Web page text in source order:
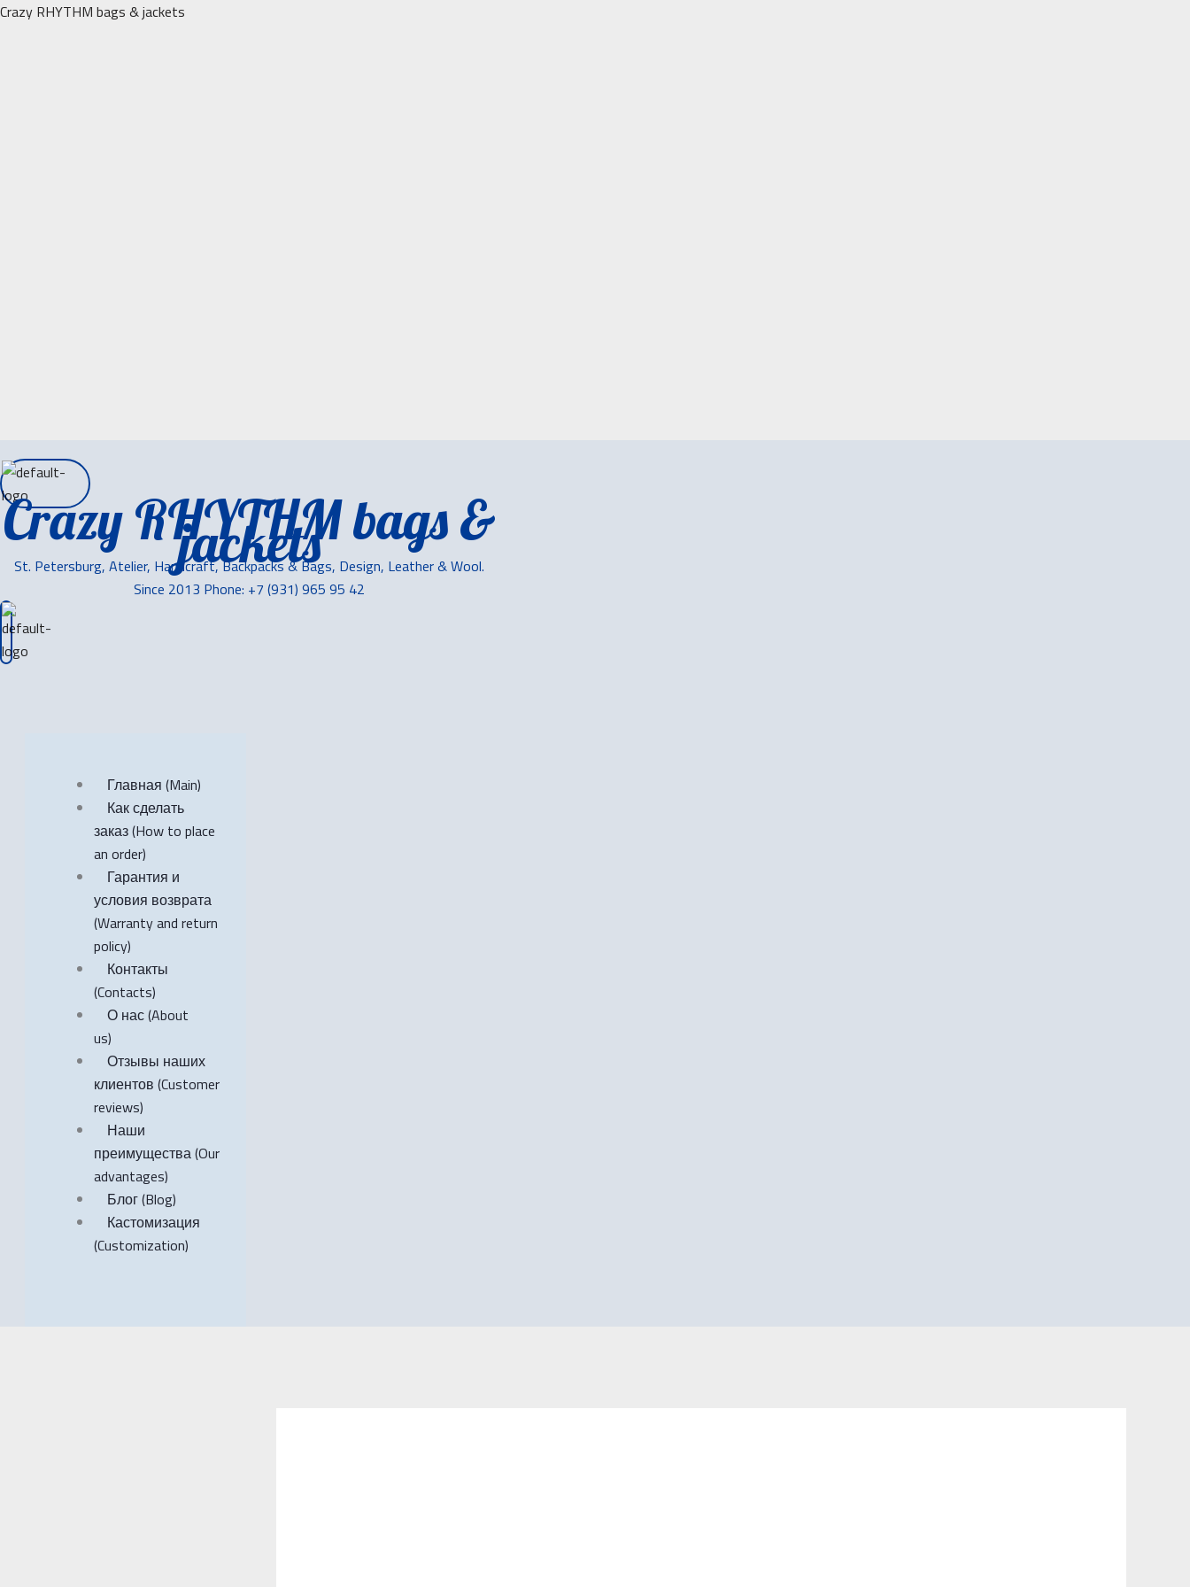
Перейти
Crazy RHYTHM bags & jackets
Crazy RHYTHM bags &
jackets
St. Petersburg, Atelier, Handcraft, Backpacks & Bags, Design, Leather & Wool.
Since 2013 Phone: +7 (931) 965 95 42
Главная (Main)
Как сделать
заказ (How to place
an order)
Гарантия и
условия возврата
(Warranty and return
policy)
Контакты
(Contacts)
О нас (About
us)
Отзывы наших
клиентов (Customer
reviews)
Наши
преимущества (Our
advantages)
Блог (Blog)
Кастомизация
(Customization)